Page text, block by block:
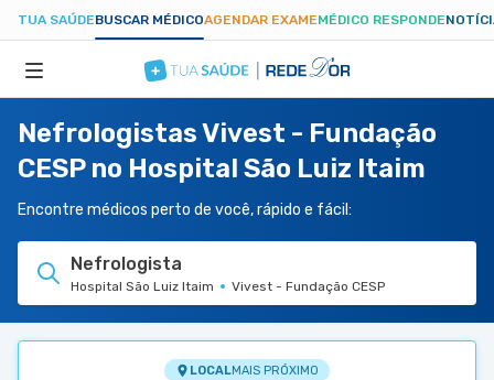
TUA SAÚDEBUSCAR MÉDICOAGENDAR EXAMEMÉDICO RESPONDE
ESPECIALIDADES
HOSPITAIS
TUASAUDE.COM
Nefrologistas Vivest - Fundação
CESP no Hospital São Luiz Itaim
Encontre médicos perto de você, rápido e fácil:
Nefrologista
Hospital São Luiz Itaim Vivest - Fundação CESP
LOCALMAIS PRÓXIMO